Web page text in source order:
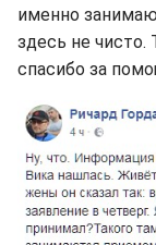
именно
здесь не чисто.
спасибо за